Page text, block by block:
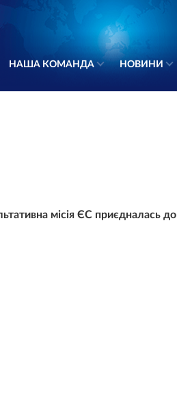
НАША КОМАНДА НОВИНИ
місія ЄС приєдналась до